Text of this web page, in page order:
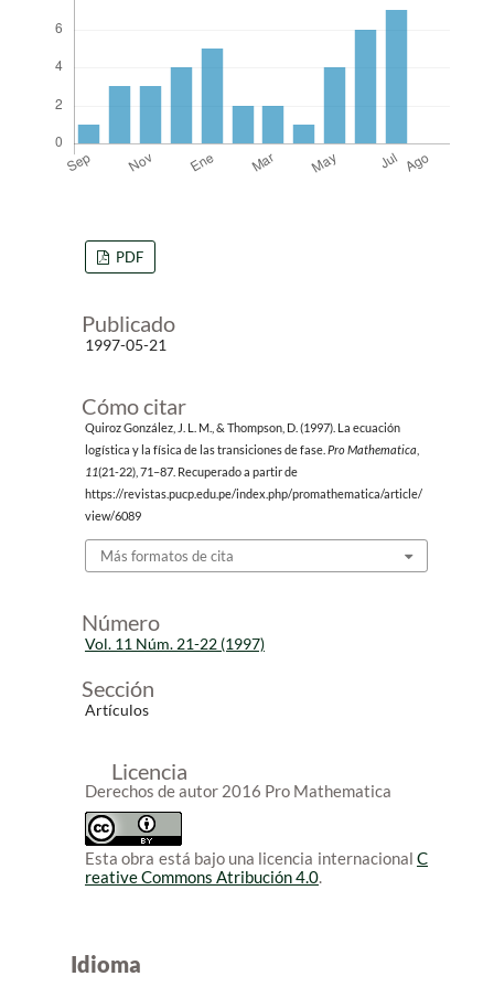
PDF
Publicado
1997-05-21
Cómo citar
Quiroz González, J. L. M., & Thompson, D. (1997). La ecuación
logística y la física de las transiciones de fase. Pro Mathematica
11(21-22), 71–87. Recuperado a partir de
https://revistas.pucp.edu.pe/index.php/promathematica/article/
view/6089
Más formatos de cita
Número
Vol. 11 Núm. 21-22 (1997)
Sección
Artículos
Licencia
Derechos de autor 2016 Pro Mathematica
Esta obra está bajo una licencia internacional C
reative Commons Atribución 4.0.
Idioma